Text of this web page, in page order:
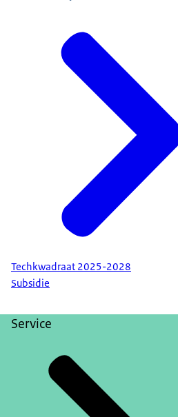
Techkwadraat 2025-2028
Subsidie
Service